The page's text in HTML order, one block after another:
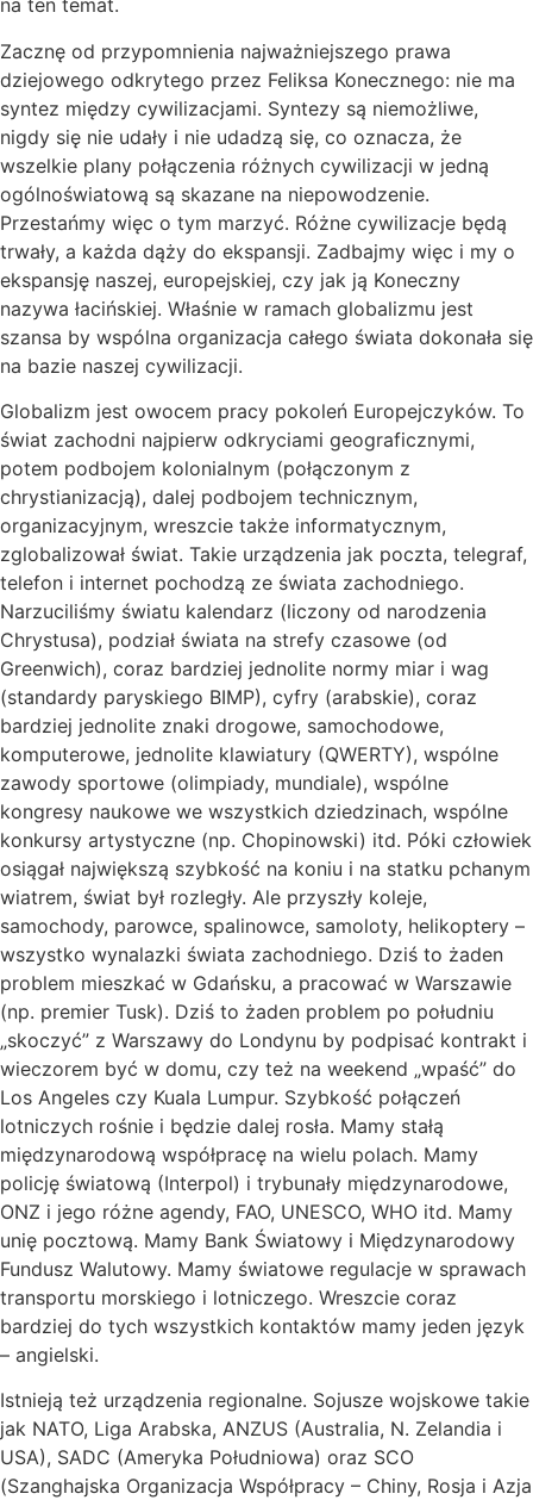
na ten temat.
Zacznę od przypomnienia najważniejszego prawa
dziejowego odkrytego przez Feliksa Konecznego: nie ma
syntez między cywilizacjami. Syntezy są niemożliwe,
nigdy się nie udały i nie udadzą się, co oznacza, że
wszelkie plany połączenia różnych cywilizacji w jedną
ogólnoświatową są skazane na niepowodzenie.
Przestańmy więc o tym marzyć. Różne cywilizacje będą
trwały, a każda dąży do ekspansji. Zadbajmy więc i my o
ekspansję naszej, europejskiej, czy jak ją Koneczny
nazywa łacińskiej. Właśnie w ramach globalizmu jest
szansa by wspólna organizacja całego świata dokonała się
na bazie naszej cywilizacji.
Globalizm jest owocem pracy pokoleń Europejczyków. To
świat zachodni najpierw odkryciami geograficznymi,
potem podbojem kolonialnym (połączonym z
chrystianizacją), dalej podbojem technicznym,
organizacyjnym, wreszcie także informatycznym,
zglobalizował świat. Takie urządzenia jak poczta, telegraf,
telefon i internet pochodzą ze świata zachodniego.
Narzuciliśmy światu kalendarz (liczony od narodzenia
Chrystusa), podział świata na strefy czasowe (od
Greenwich), coraz bardziej jednolite normy miar i wag
(standardy paryskiego BIMP), cyfry (arabskie), coraz
bardziej jednolite znaki drogowe, samochodowe,
komputerowe, jednolite klawiatury (QWERTY), wspólne
zawody sportowe (olimpiady, mundiale), wspólne
kongresy naukowe we wszystkich dziedzinach, wspólne
konkursy artystyczne (np. Chopinowski) itd. Póki człowiek
osiągał największą szybkość na koniu i na statku pchanym
wiatrem, świat był rozległy. Ale przyszły koleje,
samochody, parowce, spalinowce, samoloty, helikoptery –
wszystko wynalazki świata zachodniego. Dziś to żaden
problem mieszkać w Gdańsku, a pracować w Warszawie
(np. premier Tusk). Dziś to żaden problem po południu
„skoczyć” z Warszawy do Londynu by podpisać kontrakt i
wieczorem być w domu, czy też na weekend „wpaść” do
Los Angeles czy Kuala Lumpur. Szybkość połączeń
lotniczych rośnie i będzie dalej rosła. Mamy stałą
międzynarodową współpracę na wielu polach. Mamy
policję światową (Interpol) i trybunały międzynarodowe,
ONZ i jego różne agendy, FAO, UNESCO, WHO itd. Mamy
unię pocztową. Mamy Bank Światowy i Międzynarodowy
Fundusz Walutowy. Mamy światowe regulacje w sprawach
transportu morskiego i lotniczego. Wreszcie coraz
bardziej do tych wszystkich kontaktów mamy jeden język
– angielski.
Istnieją też urządzenia regionalne. Sojusze wojskowe takie
jak NATO, Liga Arabska, ANZUS (Australia, N. Zelandia i
USA), SADC (Ameryka Południowa) oraz SCO
(Szanghajska Organizacja Współpracy – Chiny, Rosja i Azja